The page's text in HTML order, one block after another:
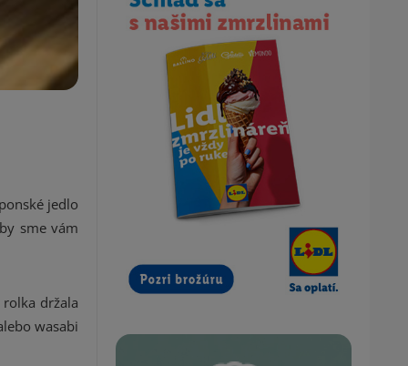
jedlo
sme vám
držala
wasabi